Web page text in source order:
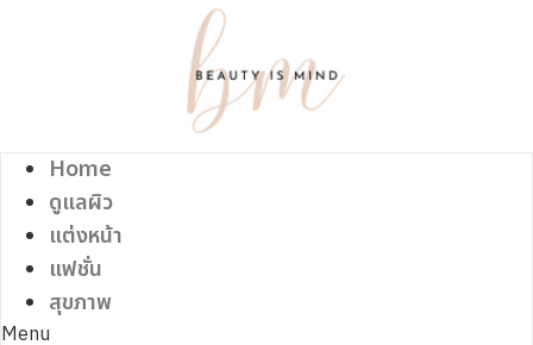
Home
ดูแลผิว
แต่งหน้า
แฟชั่น
สุขภาพ
Menu